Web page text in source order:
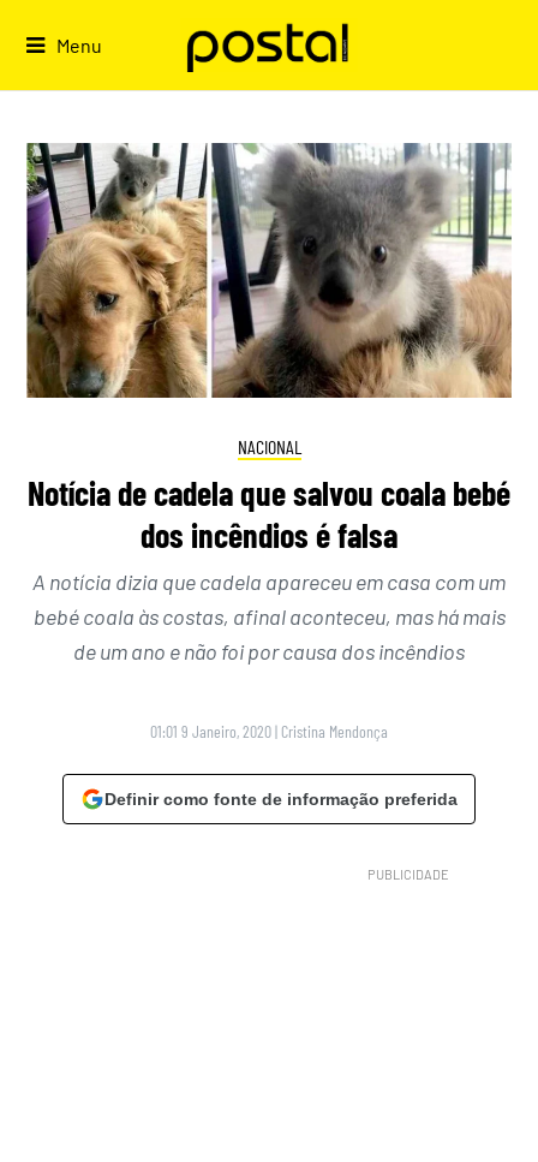
Menu
NACIONAL
Notícia de cadela que salvou coala bebé
dos incêndios é falsa
A notícia dizia que cadela apareceu em casa com um
bebé coala às costas, afinal aconteceu, mas há mais
de um ano e não foi por causa dos incêndios
01:01 9 Janeiro, 2020| Cristina Mendonça
Definir como fonte de informação preferida